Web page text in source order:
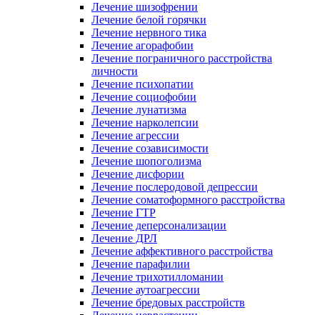
Лечение шизофрении
Лечение белой горячки
Лечение нервного тика
Лечение агорафобии
Лечение пограничного расстройства
личности
Лечение психопатии
Лечение социофобии
Лечение лунатизма
Лечение нарколепсии
Лечение агрессии
Лечение созависимости
Лечение шопоголизма
Лечение дисфории
Лечение послеродовой депрессии
Лечение соматоформного расстройства
Лечение ГТР
Лечение деперсонализации
Лечение ДРЛ
Лечение аффективного расстройства
Лечение парафилии
Лечение трихотилломании
Лечение аутоагрессии
Лечение бредовых расстройств